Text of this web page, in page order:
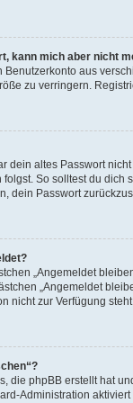
kann mich aber nicht
Benutzerkonto aus
zu verringern.
dein altes Passwort
So solltest du
dein Passwort
„Angemeldet
„Angemeldet
nicht zur Verfügung
die phpBB erstellt hat
Administration